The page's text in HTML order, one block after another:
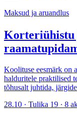
Maksud ja aruandlus
Korteriühistu
Koolituse eesmärk on
halduritele praktilised
tõhusalt juhtida,
28.10 · Tulika 19 · 8